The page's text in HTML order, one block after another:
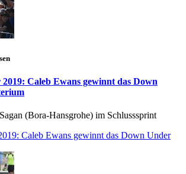
Caleb Ewans gewinnt das Down
(Bora-Hansgrohe) im Schlusssprint
Caleb Ewans gewinnt das Down Under